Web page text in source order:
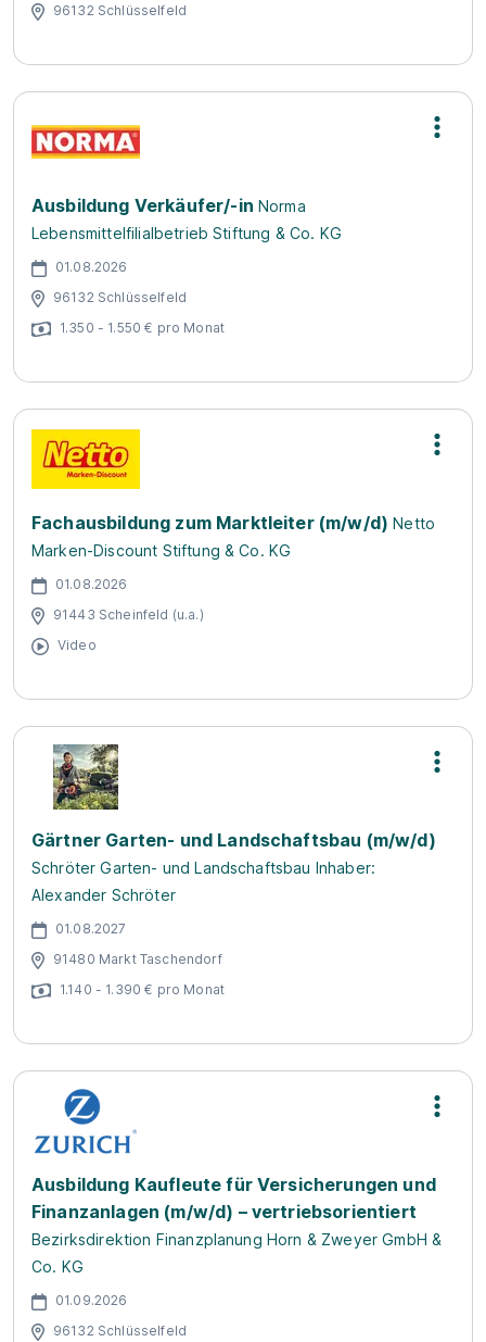
96132 Schlüsselfeld
Ausbildung Verkäufer/-in Norma
Lebensmittelfilialbetrieb Stiftung & Co. KG
01.08.2026
96132 Schlüsselfeld
1.350 - 1.550 € pro Monat
Fachausbildung zum Marktleiter (m/w/d) Netto
Marken-Discount Stiftung & Co. KG
01.08.2026
91443 Scheinfeld (u.a.)
Video
Gärtner Garten- und Landschaftsbau (m/w/d)
Schröter Garten- und Landschaftsbau Inhaber:
Alexander Schröter
01.08.2027
91480 Markt Taschendorf
1.140 - 1.390 € pro Monat
Ausbildung Kaufleute für Versicherungen und
Finanzanlagen (m/w/d) – vertriebsorientiert
Bezirksdirektion Finanzplanung Horn & Zweyer GmbH &
Co. KG
01.09.2026
96132 Schlüsselfeld